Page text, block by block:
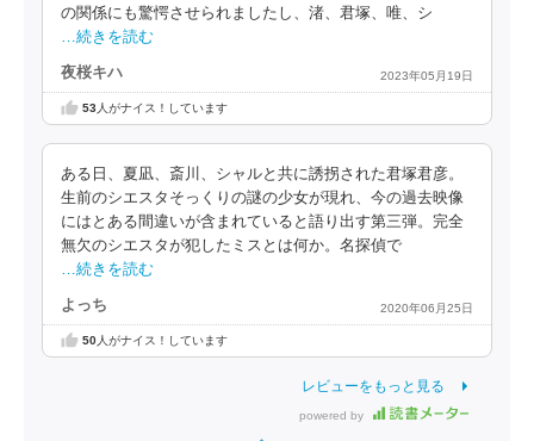
の関係にも驚愕させられましたし、渚、君塚、唯、シ
…続きを読む
夜桜キハ 2023年05月19日
53人がナイス！しています
ある日、夏凪、斎川、シャルと共に誘拐された君塚君彦。
生前のシエスタそっくりの謎の少女が現れ、今の過去映像
にはとある間違いが含まれていると語り出す第三弾。完全
無欠のシエスタが犯したミスとは何か。名探偵で
…続きを読む
よっち 2020年06月25日
50人がナイス！しています
レビューをもっと見る
powered by